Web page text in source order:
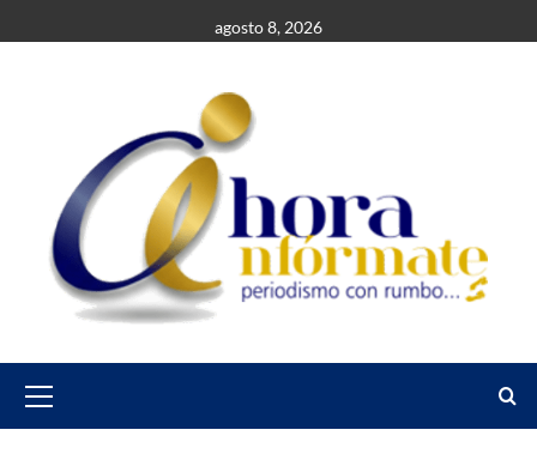
al
agosto 8, 2026
Menu